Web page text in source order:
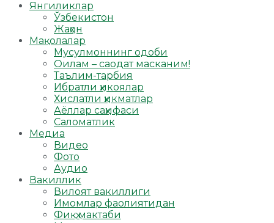
Янгиликлар
Ўзбекистон
Жаҳон
Мақолалар
Мусулмоннинг одоби
Оилам – саодат масканим!
Таълим-тарбия
Ибратли ҳикоялар
Хислатли ҳикматлар
Аёллар саҳифаси
Саломатлик
Медиа
Видео
Фото
Аудио
Вакиллик
Вилоят вакиллиги
Имомлар фаолиятидан
Фиқҳ мактаби